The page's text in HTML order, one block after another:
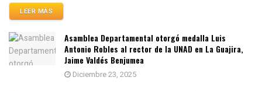
LEER MÁS
Asamblea Departamental otorgó medalla Luis
Antonio Robles al rector de la UNAD en La Guajira,
Jaime Valdés Benjumea
Diciembre 23, 2025